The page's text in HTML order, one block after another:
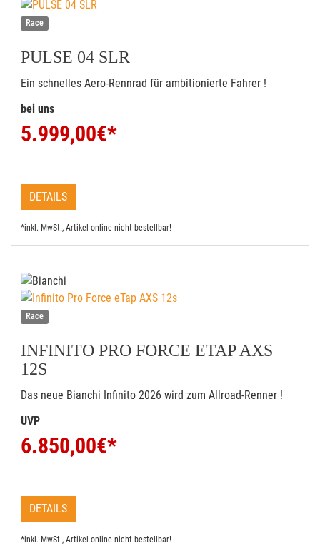
Race
PULSE 04 SLR
Ein schnelles Aero-Rennrad für ambitionierte Fahrer !
bei uns
5.999,00€*
DETAILS
*inkl. MwSt., Artikel online nicht bestellbar!
Race
INFINITO PRO FORCE ETAP AXS
12S
Das neue Bianchi Infinito 2026 wird zum Allroad-Renner !
UVP
6.850,00€*
DETAILS
*inkl. MwSt., Artikel online nicht bestellbar!